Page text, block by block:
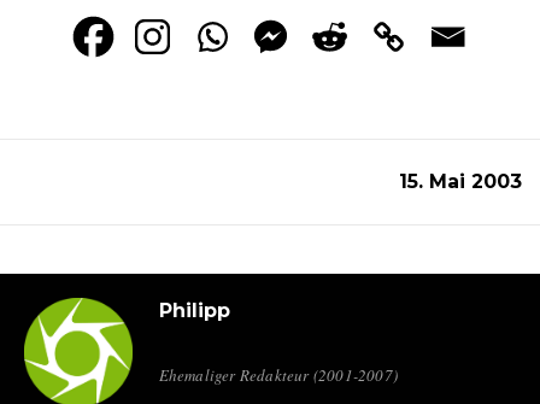
15. Mai 2003
Philipp
Ehemaliger Redakteur (2001-2007)